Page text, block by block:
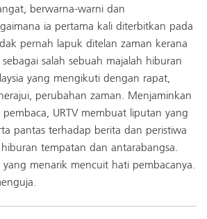
berwarna-warni dan
ia pertama kali diterbitkan pada
pernah lapuk ditelan zaman kerana
salah sebuah majalah hiburan
yang mengikuti dengan rapat,
perubahan zaman. Menjaminkan
URTV membuat liputan yang
pantas terhadap berita dan peristiwa
tempatan dan antarabangsa.
menarik mencuit hati pembacanya.